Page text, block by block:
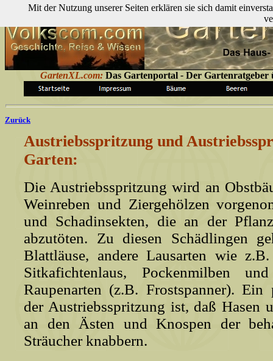
GartenXL.com: Das Gartenportal - Der Gartenratgeber
Zurück
Austriebsspritzung und
Garten:
Die Austriebsspritzung wird an
Weinreben und Ziergehölzen
und Schadinsekten, die an der
abzutöten. Zu diesen Schädlingen
Blattläuse, andere Lausarten wie
Sitkafichtenlaus, Pockenmilben
Raupenarten (z.B. Frostspanner).
der Austriebsspritzung ist, daß Hasen
an den Ästen und Knospen der
Sträucher knabbern.
Mit der Nutzung unserer Seiten erklären sie sich damit